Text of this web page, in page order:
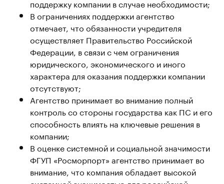
поддержку компании в случае необходимости;
В ограничениях поддержки агентство
отмечает, что обязанности учредителя
осуществляет Правительство Российской
Федерации, в связи с чем ограничения
юридического, экономического и иного
характера для оказания поддержки компании
отсутствуют;
Агентство принимает во внимание полный
контроль со стороны государства как ПС и его
способность влиять на ключевые решения в
компании;
В оценке системной и социальной значимости
ФГУП «Росморпорт» агентство принимает во
внимание, что компания обладает высокой